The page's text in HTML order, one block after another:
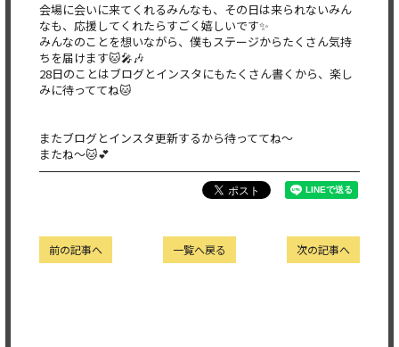
会場に会いに来てくれるみんなも、その日は来られないみん
なも、応援してくれたらすごく嬉しいです✨
みんなのことを想いながら、僕もステージからたくさん気持
ちを届けます🐱🎤🎶
28日のことはブログとインスタにもたくさん書くから、楽し
みに待っててね🐱
またブログとインスタ更新するから待っててね〜
またね〜🐱︎💕︎︎
次の記事へ
一覧へ戻る
前の記事へ